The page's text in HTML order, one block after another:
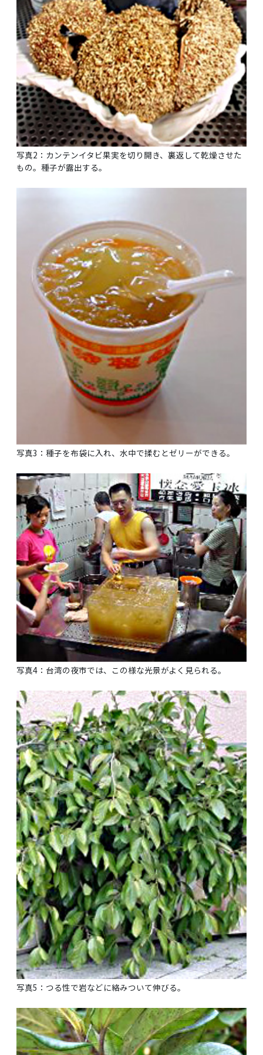
写真2：カンテンイタビ果実を切り開き、裏返して乾燥させた
もの。種子が露出する。
写真3：種子を布袋に入れ、水中で揉むとゼリーができる。
写真4：台湾の夜市では、この様な光景がよく見られる。
写真5：つる性で岩などに絡みついて伸びる。